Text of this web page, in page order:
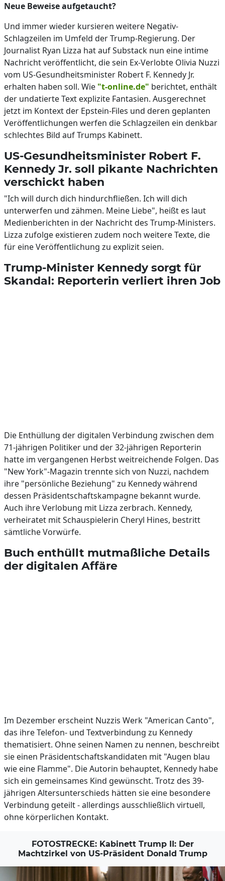
Neue Beweise aufgetaucht?
Und immer wieder kursieren weitere Negativ-
Schlagzeilen im Umfeld der Trump-Regierung. Der
Journalist Ryan Lizza hat auf Substack nun eine intime
Nachricht veröffentlicht, die sein Ex-Verlobte Olivia Nuzzi
vom US-Gesundheitsminister Robert F. Kennedy Jr.
erhalten haben soll. Wie "t-online.de" berichtet, enthält
der undatierte Text explizite Fantasien. Ausgerechnet
jetzt im Kontext der Epstein-Files und deren geplanten
Veröffentlichungen werfen die Schlagzeilen ein denkbar
schlechtes Bild auf Trumps Kabinett.
US-Gesundheitsminister Robert F.
Kennedy Jr. soll pikante Nachrichten
verschickt haben
"Ich will durch dich hindurchfließen. Ich will dich
unterwerfen und zähmen. Meine Liebe", heißt es laut
Medienberichten in der Nachricht des Trump-Ministers.
Lizza zufolge existieren zudem noch weitere Texte, die
für eine Veröffentlichung zu explizit seien.
Trump-Minister Kennedy sorgt für
Skandal: Reporterin verliert ihren Job
Die Enthüllung der digitalen Verbindung zwischen dem
71-jährigen Politiker und der 32-jährigen Reporterin
hatte im vergangenen Herbst weitreichende Folgen. Das
"New York"-Magazin trennte sich von Nuzzi, nachdem
ihre "persönliche Beziehung" zu Kennedy während
dessen Präsidentschaftskampagne bekannt wurde.
Auch ihre Verlobung mit Lizza zerbrach. Kennedy,
verheiratet mit Schauspielerin Cheryl Hines, bestritt
sämtliche Vorwürfe.
Buch enthüllt mutmaßliche Details
der digitalen Affäre
Im Dezember erscheint Nuzzis Werk "American Canto",
das ihre Telefon- und Textverbindung zu Kennedy
thematisiert. Ohne seinen Namen zu nennen, beschreibt
sie einen Präsidentschaftskandidaten mit "Augen blau
wie eine Flamme". Die Autorin behauptet, Kennedy habe
sich ein gemeinsames Kind gewünscht. Trotz des 39-
jährigen Altersunterschieds hätten sie eine besondere
Verbindung geteilt - allerdings ausschließlich virtuell,
ohne körperlichen Kontakt.
FOTOSTRECKE: Kabinett Trump II: Der
Machtzirkel von US-Präsident Donald Trump